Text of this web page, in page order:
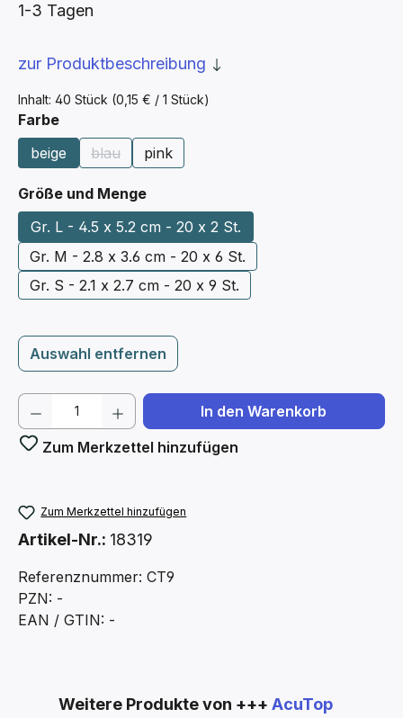
Inhalt: 40 Stück (0,15 € / 1 Stück)
1-3 Tagen
zur Produktbeschreibung
Farbeauswählen
beige
blau
(Diese Option ist zurzeit nicht verfügbar.)
pink
Größe und Mengeauswählen
Gr. L - 4.5 x 5.2 cm - 20 x 2 St.
Gr. M - 2.8 x 3.6 cm - 20 x 6 St.
Gr. S - 2.1 x 2.7 cm - 20 x 9 St.
Auswahl entfernen
Produkt Anzahl: Gib den gewünschten
In den Warenkorb
Zum Merkzettel hinzufügen
Zum Merkzettel hinzufügen
Artikel-Nr.: 18319
Referenznummer: CT9
PZN: -
EAN / GTIN: -
Produktgalerie überspringen
Weitere Produkte von +++ AcuTop